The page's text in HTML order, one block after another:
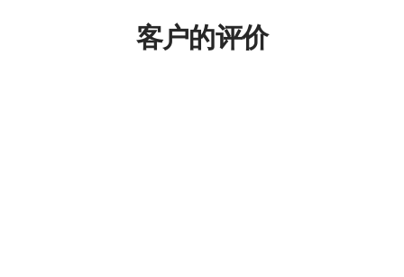
客户的评价